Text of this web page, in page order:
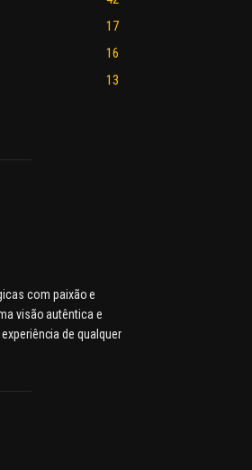
17
16
13
com paixão e
visão autêntica e
de qualquer